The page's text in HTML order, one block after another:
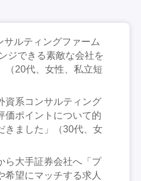
ルティングファーム
ジできる素敵な会社を
（20代、女性、私立短
資系コンサルティング
価ポイントについて的
きました」（30代、女
ら大手証券会社へ「プ
希望にマッチする求人